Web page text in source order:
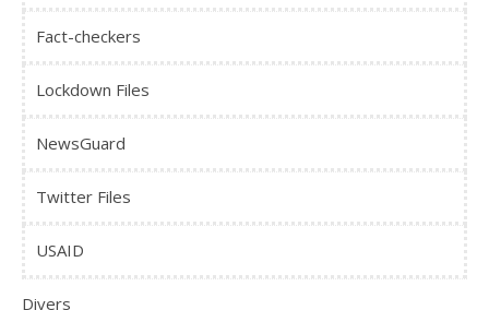
Fact-checkers
Lockdown Files
NewsGuard
Twitter Files
USAID
Divers